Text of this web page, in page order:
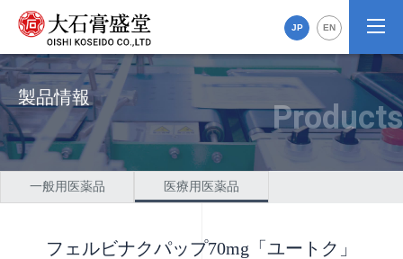
JP EN
製品情報
一般用医薬品 医療用医薬品
フェルビナクパップ70mg「ユートク」